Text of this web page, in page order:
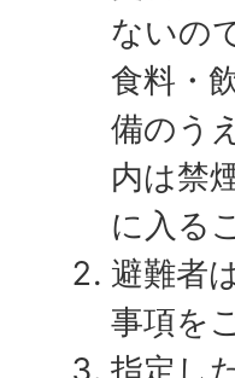
ないの
食料・
備のう
内は禁
に入る
避難者
事項を